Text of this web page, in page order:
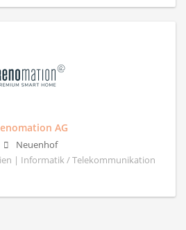
AG
Neuenhof
| Informatik / Telekommunikation